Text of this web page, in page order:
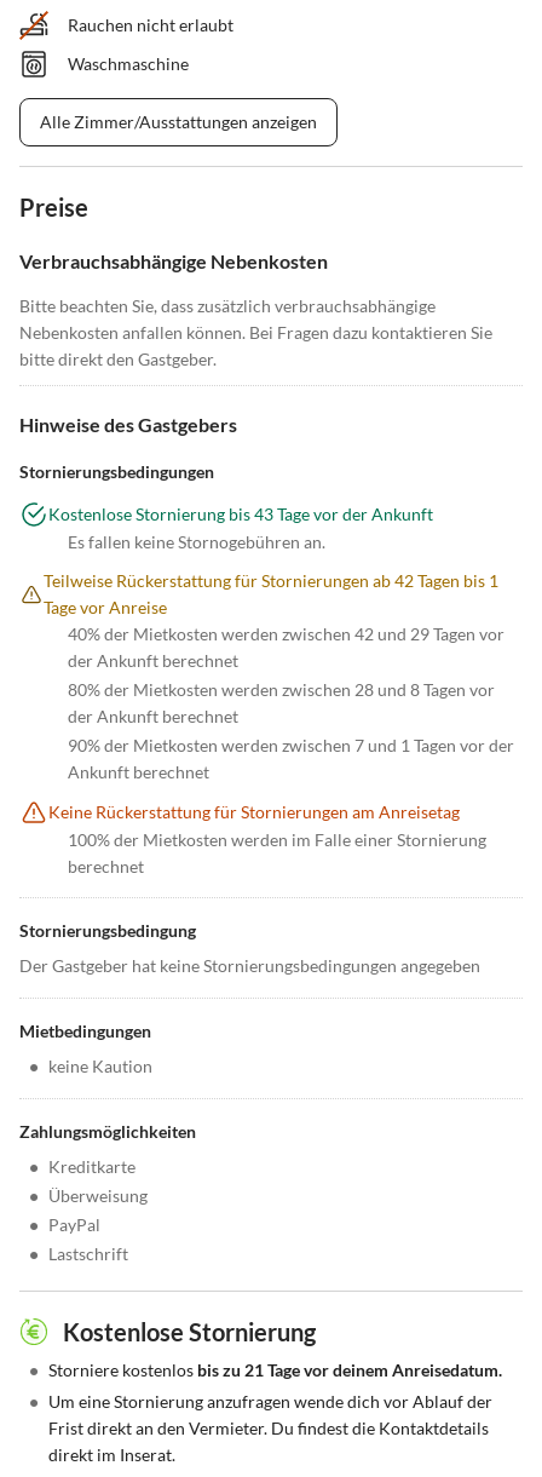
Rauchen nicht erlaubt
Waschmaschine
Alle Zimmer/Ausstattungen anzeigen
Preise
Verbrauchsabhängige Nebenkosten
Bitte beachten Sie, dass zusätzlich verbrauchsabhängige
Nebenkosten anfallen können. Bei Fragen dazu kontaktieren Sie
bitte direkt den Gastgeber.
Hinweise des Gastgebers
Stornierungsbedingungen
Kostenlose Stornierung bis 43 Tage vor der Ankunft
Es fallen keine Stornogebühren an.
Teilweise Rückerstattung für Stornierungen ab 42 Tagen bis 1
Tage vor Anreise
40% der Mietkosten werden zwischen 42 und 29 Tagen vor
der Ankunft berechnet
80% der Mietkosten werden zwischen 28 und 8 Tagen vor
der Ankunft berechnet
90% der Mietkosten werden zwischen 7 und 1 Tagen vor der
Ankunft berechnet
Keine Rückerstattung für Stornierungen am Anreisetag
100% der Mietkosten werden im Falle einer Stornierung
berechnet
Stornierungsbedingung
Der Gastgeber hat keine Stornierungsbedingungen angegeben
Mietbedingungen
• keine Kaution
Zahlungsmöglichkeiten
• Kreditkarte
• Überweisung
• PayPal
• Lastschrift
Kostenlose Stornierung
• Storniere kostenlos bis zu 21 Tage vor deinem Anreisedatum.
• Um eine Stornierung anzufragen wende dich vor Ablauf der
Frist direkt an den Vermieter. Du findest die Kontaktdetails
direkt im Inserat.